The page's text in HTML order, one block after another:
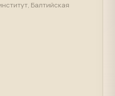
Балтийская